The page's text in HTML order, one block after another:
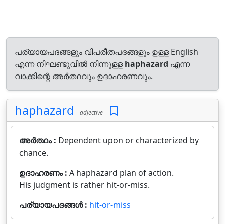
പര്യായപദങ്ങളും വിപരീതപദങ്ങളും ഉള്ള English
എന്ന നിഘണ്ടുവിൽ നിന്നുള്ള haphazard എന്ന
വാക്കിന്റെ അർത്ഥവും ഉദാഹരണവും.
haphazard adjective
അർത്ഥം : Dependent upon or characterized by
chance.
ഉദാഹരണം : A haphazard plan of action.
His judgment is rather hit-or-miss.
പര്യായപദങ്ങൾ : hit-or-miss